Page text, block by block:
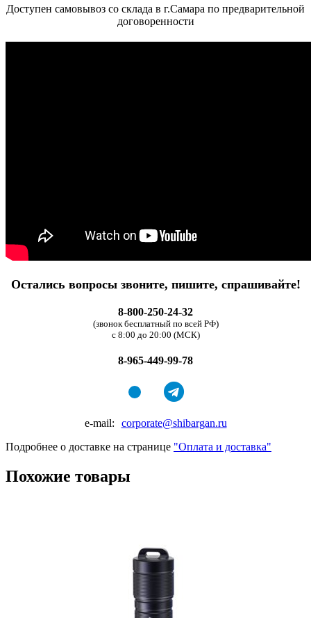
Доступен самовывоз со склада в г.Самара по предварительной
договоренности
Остались вопросы звоните, пишите, спрашивайте!
8-800-250-24-32
(звонок бесплатный по всей РФ)
с 8:00 до 20:00 (МСК)
8-965-449-99-78
e-mail:
corporate@shibargan.ru
Подробнее о доставке на странице "Оплата и доставка"
Похожие товары